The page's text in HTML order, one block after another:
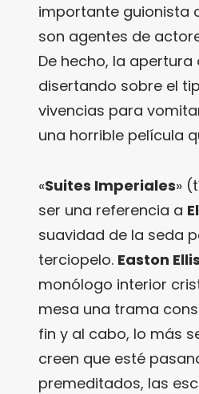
importante guionista
son agentes de
De hecho, la
disertando sobre el
vivencias para
una horrible película
«Suites Imperiales»
ser una referencia a
suavidad de la seda
terciopelo. Easton Ellis
monólogo interior
mesa una trama
fin y al cabo, lo más
creen que esté
premeditados, las